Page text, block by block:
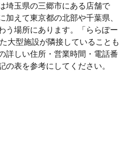
埼玉県の三郷市にある店舗で
加えて東京都の北部や千葉県、
う場所にあります。「ららぽー
大型施設が隣接していることも
詳しい住所・営業時間・電話番
の表を参考にしてください。